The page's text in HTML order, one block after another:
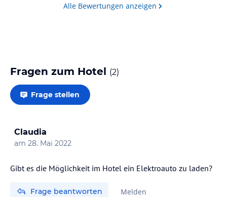
Alle Bewertungen anzeigen
Fragen zum Hotel (2)
Frage stellen
Claudia
am 28. Mai 2022
Gibt es die Möglichkeit im Hotel ein Elektroauto zu laden?
Frage beantworten Melden